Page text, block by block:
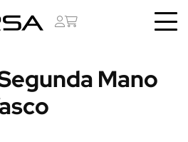
Mano